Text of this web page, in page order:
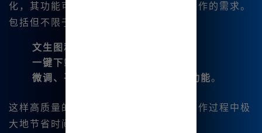
化，其功能可以满足几乎所有数字艺术创作的需求。
包括但不限于：
文生图和图生图的双向能力
一键下载四张图片的便捷功能
微调、平移、扩图等专业图片编辑功能。
这样高质量的功能，能够帮助我在绘画创作过程中极
大地节省时间和精力。